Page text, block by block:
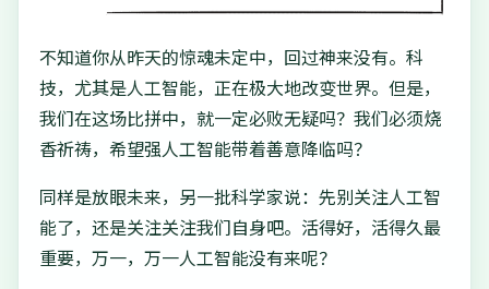
不知道你从昨天的惊魂未定中，回过神来没有。科
技，尤其是人工智能，正在极大地改变世界。但是，
我们在这场比拼中，就一定必败无疑吗？我们必须烧
香祈祷，希望强人工智能带着善意降临吗？
同样是放眼未来，另一批科学家说：先别关注人工智
能了，还是关注关注我们自身吧。活得好，活得久最
重要，万一，万一人工智能没有来呢？